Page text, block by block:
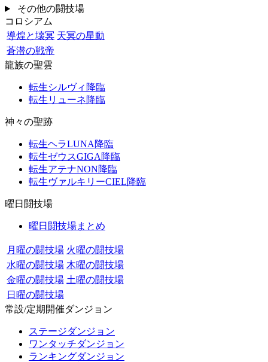
その他の闘技場
コロシアム
導煌と壊冥 天冥の星動
蒼潜の戦帝
龍族の聖雲
転生シルヴィ降臨
転生リューネ降臨
神々の聖跡
転生ヘラLUNA降臨
転生ゼウスGIGA降臨
転生アテナNON降臨
転生ヴァルキリーCIEL降臨
曜日闘技場
曜日闘技場まとめ
月曜の闘技場 火曜の闘技場
水曜の闘技場 木曜の闘技場
金曜の闘技場 土曜の闘技場
日曜の闘技場
常設/定期開催ダンジョン
ステージダンジョン
ワンタッチダンジョン
ランキングダンジョン